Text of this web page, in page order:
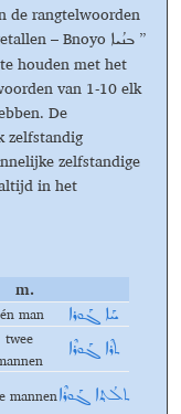
de rangtelwoorden
– Bnoyo ܒܢܳܝܐ ”
houden met het
van 1-10 elk
De
zelfstandig
zelfstandige
in het
m.
man ܚܰܐ ܓܰܘܪܐ
twee
ܬܪܶܐ ܓܰܘܪܶܐ
mannenܬܠܳܬ݂ܐ ܓܰܘܪܶܐ